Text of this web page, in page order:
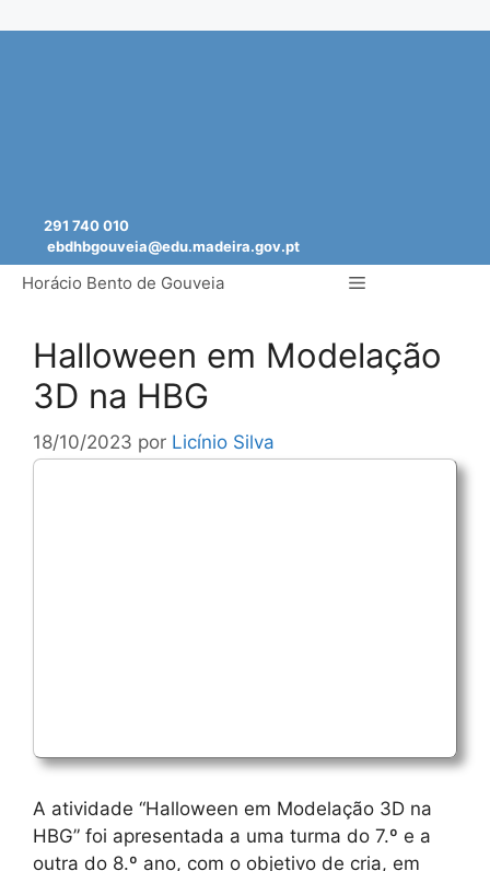
291 740 010
ebdhbgouveia@edu.madeira.gov.pt
Horácio Bento de Gouveia Menu
Halloween em Modelação
3D na HBG
18/10/2023 por Licínio Silva
A atividade “Halloween em Modelação 3D na
HBG” foi apresentada a uma turma do 7.º e a
outra do 8.º ano, com o objetivo de cria, em